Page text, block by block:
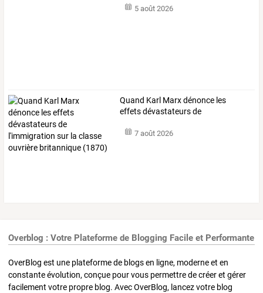
5 août 2026
Quand Karl Marxdénonce les
effetsdévastateursde
7 août 2026
Overblog : Votre Plateforme de Blogging Facile et Performante
OverBlog est une plateforme de blogs en ligne, moderne et en
constante évolution, conçue pour vous permettre de créer et gérer
facilement votre propre blog. Avec OverBlog, lancez votre blog